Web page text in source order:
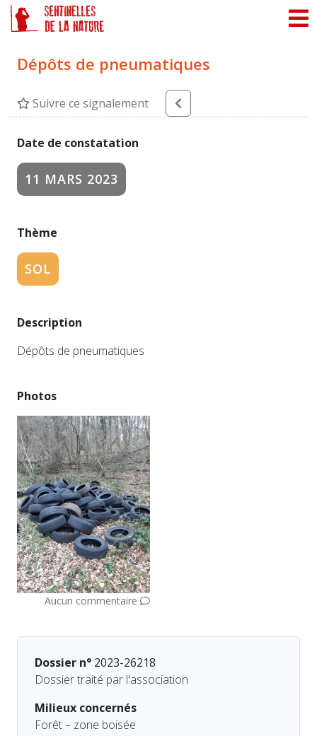
Dépôts de pneumatiques
Suivre ce signalement
Date de constatation
11 MARS 2023
Thème
SOL
Description
Dépôts de pneumatiques
Photos
Aucun commentaire
Dossier n° 2023-26218
Dossier traité par l'association
Milieux concernés
Forêt – zone boisée
Panneau de gestion des cookies